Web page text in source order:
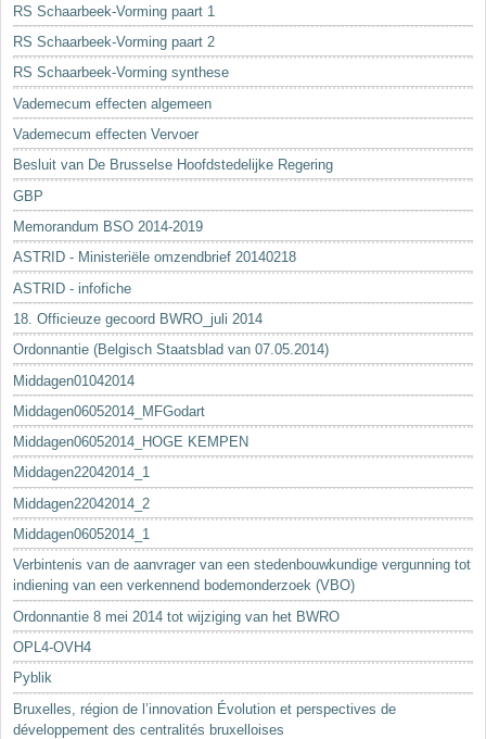
RS Schaarbeek-Vorming paart 1
RS Schaarbeek-Vorming paart 2
RS Schaarbeek-Vorming synthese
Vademecum effecten algemeen
Vademecum effecten Vervoer
Besluit van De Brusselse Hoofdstedelijke Regering
GBP
Memorandum BSO 2014-2019
ASTRID - Ministeriële omzendbrief 20140218
ASTRID - infofiche
18. Officieuze gecoord BWRO_juli 2014
Ordonnantie (Belgisch Staatsblad van 07.05.2014)
Middagen01042014
Middagen06052014_MFGodart
Middagen06052014_HOGE KEMPEN
Middagen22042014_1
Middagen22042014_2
Middagen06052014_1
Verbintenis van de aanvrager van een stedenbouwkundige vergunning tot
indiening van een verkennend bodemonderzoek (VBO)
Ordonnantie 8 mei 2014 tot wijziging van het BWRO
OPL4-OVH4
Pyblik
Bruxelles, région de l’innovation Évolution et perspectives de
développement des centralités bruxelloises